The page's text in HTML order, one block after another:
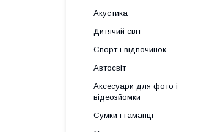
Акустика
Дитячий світ
Спорт і відпочинок
Автосвіт
Аксесуари для фото і
відеозйомки
Сумки і гаманці